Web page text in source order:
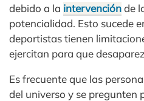
debido a la intervenciónde
potencialidad. Esto sucede
deportistas tienen
ejercitan para que
Es frecuente que las
del universo y se pregunten